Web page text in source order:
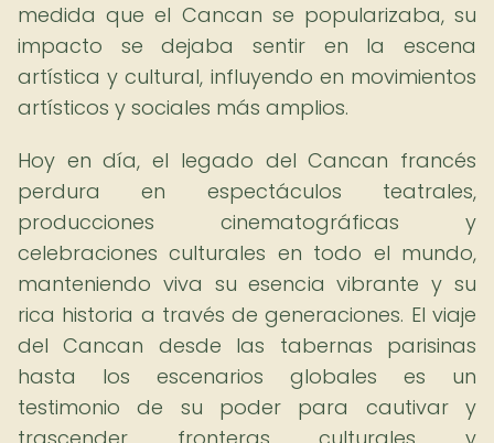
medida que el Cancan se popularizaba, su
impacto se dejaba sentir en la escena
artística y cultural, influyendo en movimientos
artísticos y sociales más amplios.
Hoy en día, el legado del Cancan francés
perdura en espectáculos teatrales,
producciones cinematográficas y
celebraciones culturales en todo el mundo,
manteniendo viva su esencia vibrante y su
rica historia a través de generaciones. El viaje
del Cancan desde las tabernas parisinas
hasta los escenarios globales es un
testimonio de su poder para cautivar y